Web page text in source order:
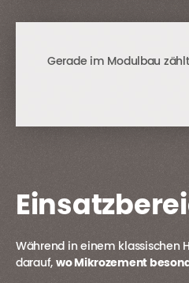
Gerade im Modulbau
Während in einem klassischen
darauf, wo Mikrozement